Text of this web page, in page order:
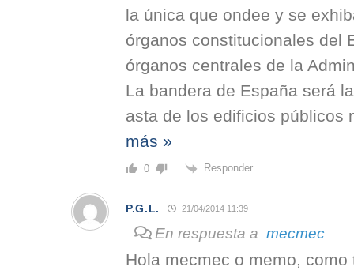
la única que ondee y se
órganos constitucionales del
órganos centrales de la
La bandera de España será
asta de los edificios públicos
más »
0 Responder
P.G.L. 21/04/2014 11:39
En respuesta a mecmec
Hola mecmec o memo,